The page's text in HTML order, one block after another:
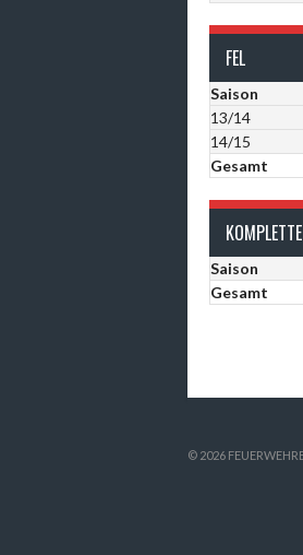
FEL
Saison
13/14
14/15
Gesamt
Saison
Gesamt
© 2026